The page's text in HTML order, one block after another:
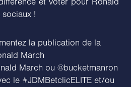
!
la publication de la
March
March ou @bucketmanron
le #JDMBetclicELITE et/ou